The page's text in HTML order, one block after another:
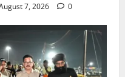
7, 2026 0